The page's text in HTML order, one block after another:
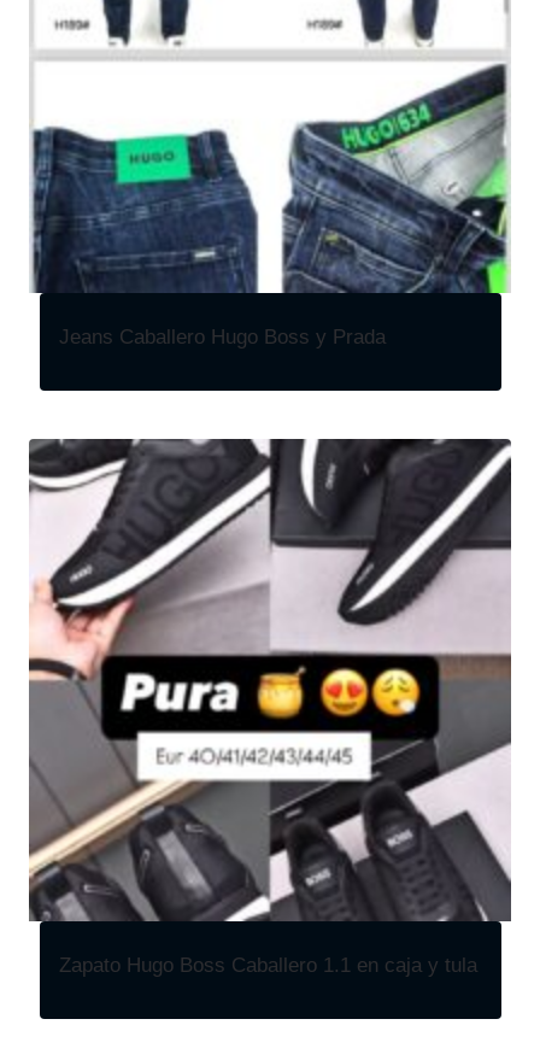
Jeans Caballero Hugo Boss y Prada
Zapato Hugo Boss Caballero 1.1 en caja y tula